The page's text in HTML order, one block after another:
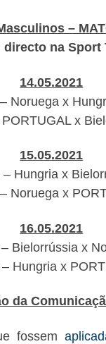
–
directo na Sport
14.05.2021
Noruega x
x
15.05.2021
– Hungria x
Noruega x
16.05.2021
Bielorrússia x
Hungria x
da
fossem